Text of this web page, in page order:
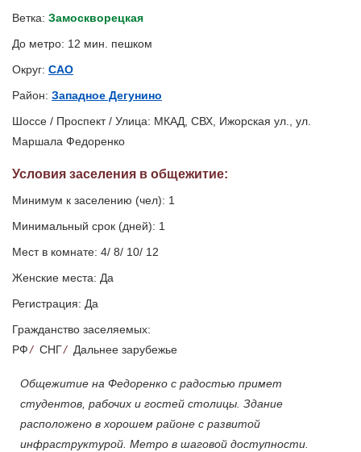
Ветка: Замоскворецкая
До метро: 12 мин. пешком
Округ: САО
Район: Западное Дегунино
Шоссе / Проспект / Улица: МКАД, СВХ, Ижорская ул., ул.
Маршала Федоренко
Условия заселения в общежитие:
Минимум к заселению (чел): 1
Минимальный срок (дней): 1
Мест в комнате: 4/ 8/ 10/ 12
Женские места: Да
Регистрация: Да
Гражданство заселяемых:
РФ/ СНГ/ Дальнее зарубежье
Общежитие на Федоренко с радостью примет
студентов, рабочих и гостей столицы. Здание
расположено в хорошем районе с развитой
инфраструктурой. Метро в шаговой доступности.